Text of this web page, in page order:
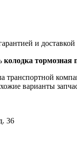
и
колодка тормозная
транспортной
варианты
36